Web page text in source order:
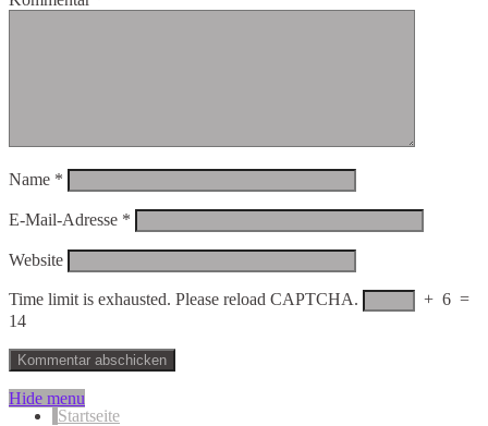
Name *
E-Mail-Adresse *
Website
Time limit is exhausted. Please reload CAPTCHA. + 6 =
14
Startseite
Hide menu